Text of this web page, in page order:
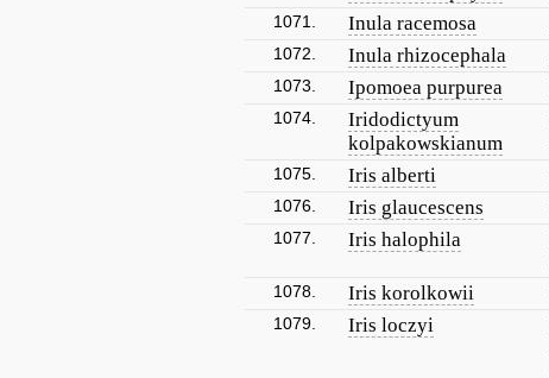
1071.
Inula racemosa
1072.
Inula rhizocephala
1073.
Ipomoea purpurea
1074.
Iridodictyum
kolpakowskianum
1075. Iris alberti
1076.
Iris glaucescens
1077.
Iris halophila
1078. Iris korolkowii
1079.
Iris loczyi